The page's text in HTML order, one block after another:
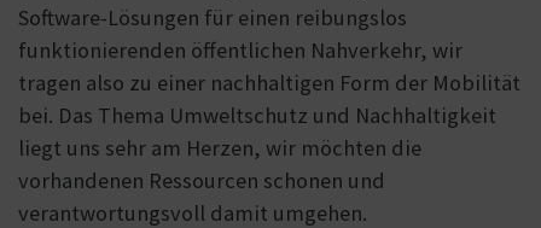
Software-Lösungen für einen reibungslos
funktionierenden öffentlichen Nahverkehr, wir
tragen also zu einer nachhaltigen Form der Mobilität
bei. Das Thema Umweltschutz und Nachhaltigkeit
liegt uns sehr am Herzen, wir möchten die
vorhandenen Ressourcen schonen und
verantwortungsvoll damit umgehen.